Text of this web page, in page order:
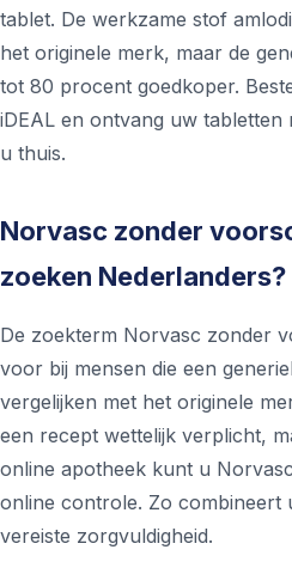
tablet. De werkzame stof
het originele merk, maar de
tot 80 procent goedkoper.
iDEAL en ontvang uw tabletten
u thuis.
Norvasc zonder
zoeken Nederlanders?
De zoekterm Norvasc zonder
voor bij mensen die een
vergelijken met het originele
een recept wettelijk verplicht,
online apotheek kunt u
online controle. Zo combineert
vereiste zorgvuldigheid.